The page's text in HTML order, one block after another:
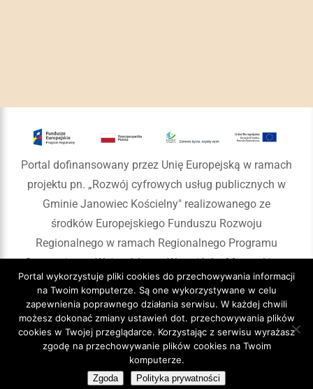
Portal dofinansowany przez Unię Europejską w ramach
projektu pn. „Rozwój cyfrowych usług publicznych w
Gminie Janowiec Kościelny" realizowanego ze
środków Europejskiego Funduszu Rozwoju
Regionalnego w ramach Regionalnego Programu
Operacyjnego Województwa Warmińsko-Mazurskiego
na lata 2014-2020
Copyright 2020 Gmina Janowiec Kościelny
Portal wykorzystuje pliki cookies do przechowywania informacji
na Twoim komputerze. Są one wykorzystywane w celu
zapewnienia poprawnego działania serwisu. W każdej chwili
możesz dokonać zmiany ustawień dot. przechowywania plików
cookies w Twojej przeglądarce. Korzystając z serwisu wyrażasz
zgodę na przechowywanie plików cookies na Twoim
komputerze.
Zgoda Polityka prywatności